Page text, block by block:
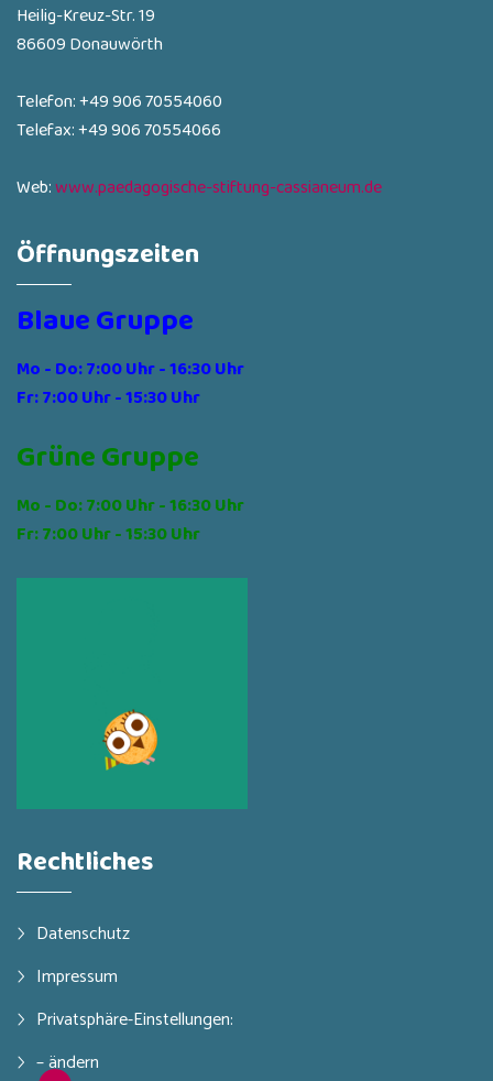
Heilig-Kreuz-Str. 19
86609 Donauwörth
Telefon: +49 906 70554060
Telefax: +49 906 70554066
Web:www.paedagogische-stiftung-cassianeum.de
Öffnungszeiten
Blaue Gruppe
Mo - Do: 7:00 Uhr - 16:30 Uhr
Fr: 7:00 Uhr - 15:30 Uhr
Grüne Gruppe
Mo - Do: 7:00 Uhr - 16:30 Uhr
Fr: 7:00 Uhr - 15:30 Uhr
Rechtliches
Datenschutz
Impressum
Privatsphäre-Einstellungen:
– ändern